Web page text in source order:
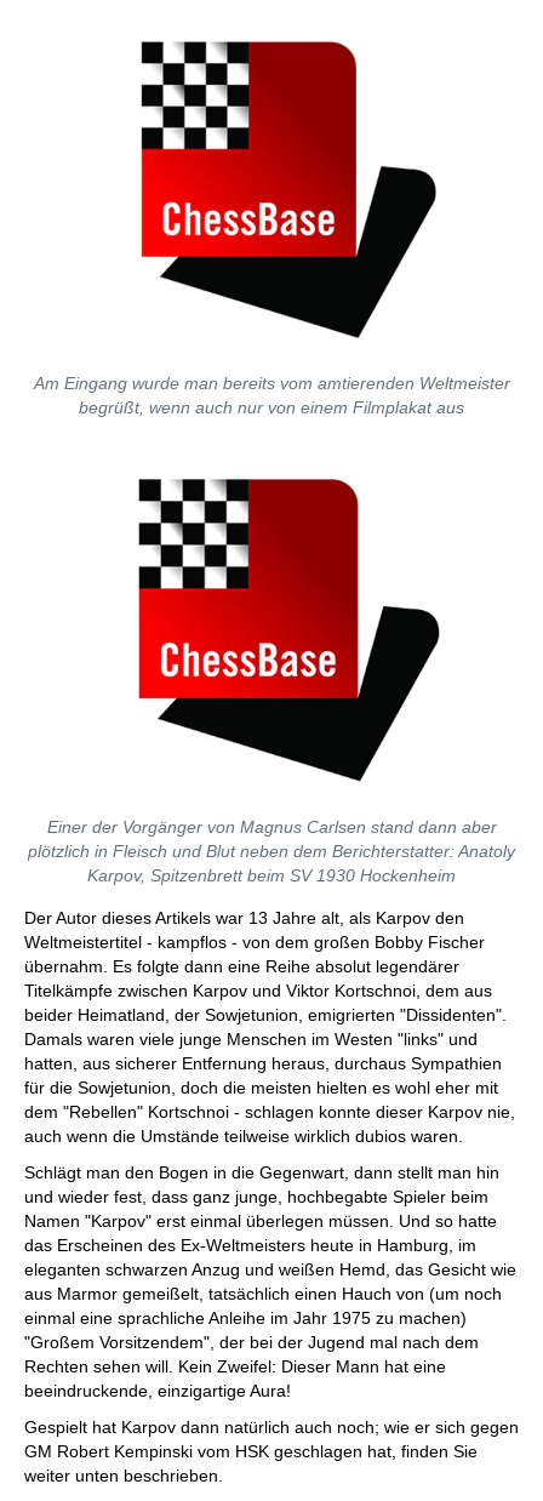
Am Eingang wurde man bereits vom amtierenden Weltmeister
begrüßt, wenn auch nur von einem Filmplakat aus
Einer der Vorgänger von Magnus Carlsen stand dann aber
plötzlich in Fleisch und Blut neben dem Berichterstatter: Anatoly
Karpov, Spitzenbrett beim SV 1930 Hockenheim
Der Autor dieses Artikels war 13 Jahre alt, als Karpov den
Weltmeistertitel - kampflos - von dem großen Bobby Fischer
übernahm. Es folgte dann eine Reihe absolut legendärer
Titelkämpfe zwischen Karpov und Viktor Kortschnoi, dem aus
beider Heimatland, der Sowjetunion, emigrierten "Dissidenten".
Damals waren viele junge Menschen im Westen "links" und
hatten, aus sicherer Entfernung heraus, durchaus Sympathien
für die Sowjetunion, doch die meisten hielten es wohl eher mit
dem "Rebellen" Kortschnoi - schlagen konnte dieser Karpov nie,
auch wenn die Umstände teilweise wirklich dubios waren.
Schlägt man den Bogen in die Gegenwart, dann stellt man hin
und wieder fest, dass ganz junge, hochbegabte Spieler beim
Namen "Karpov" erst einmal überlegen müssen. Und so hatte
das Erscheinen des Ex-Weltmeisters heute in Hamburg, im
eleganten schwarzen Anzug und weißen Hemd, das Gesicht wie
aus Marmor gemeißelt, tatsächlich einen Hauch von (um noch
einmal eine sprachliche Anleihe im Jahr 1975 zu machen)
"Großem Vorsitzendem", der bei der Jugend mal nach dem
Rechten sehen will. Kein Zweifel: Dieser Mann hat eine
beeindruckende, einzigartige Aura!
Gespielt hat Karpov dann natürlich auch noch; wie er sich gegen
GM Robert Kempinski vom HSK geschlagen hat, finden Sie
weiter unten beschrieben.